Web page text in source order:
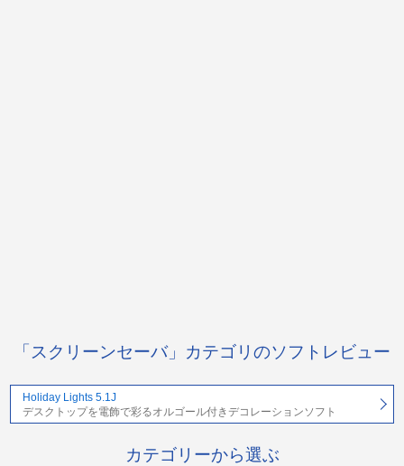
「スクリーンセーバ」カテゴリのソフトレビュー
Holiday Lights 5.1J
デスクトップを電飾で彩るオルゴール付きデコレーションソフト
カテゴリーから選ぶ